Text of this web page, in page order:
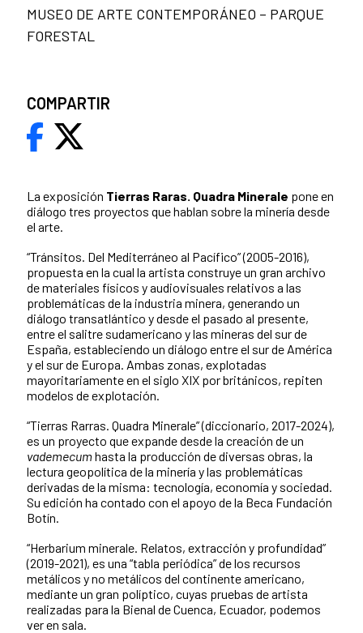
La exposición Tierras Raras. Quadra Minerale pone en
diálogo tres proyectos que hablan sobre la minería desde
el arte.
“Tránsitos. Del Mediterráneo al Pacífico” (2005-2016),
propuesta en la cual la artista construye un gran archivo
de materiales físicos y audiovisuales relativos a las
problemáticas de la industria minera, generando un
diálogo transatlántico y desde el pasado al presente,
entre el salitre sudamericano y las mineras del sur de
España, estableciendo un diálogo entre el sur de América
y el sur de Europa. Ambas zonas, explotadas
mayoritariamente en el siglo XIX por británicos, repiten
modelos de explotación.
“Tierras Rarras. Quadra Minerale” (diccionario, 2017-2024),
es un proyecto que expande desde la creación de un
vademecum hasta la producción de diversas obras, la
lectura geopolítica de la minería y las problemáticas
derivadas de la misma: tecnología, economía y sociedad.
Su edición ha contado con el apoyo de la Beca Fundación
Botín.
“Herbarium minerale. Relatos, extracción y profundidad”
(2019-2021), es una “tabla periódica” de los recursos
metálicos y no metálicos del continente americano,
mediante un gran políptico, cuyas pruebas de artista
realizadas para la Bienal de Cuenca, Ecuador, podemos
ver en sala.
MUSEO DE ARTE CONTEMPORÁNEO – PARQUE
FORESTAL
COMPARTIR